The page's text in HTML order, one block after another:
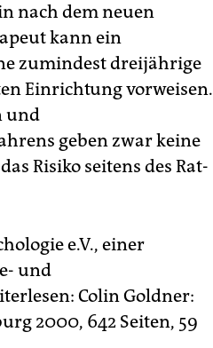
nach dem neuen
kann ein
zumindest dreijährige
Einrichtung vorweisen.
und
geben zwar keine
Risiko seitens des Rat-
e.V., einer
und
Colin Goldner:
2000, 642 Seiten, 59